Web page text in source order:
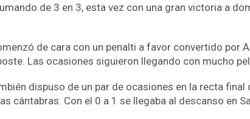
de 3 en 3, esta vez con una gran victoria a
de cara con un penalti a favor convertido por
Las ocasiones siguieron llegando con mucho
dispuso de un par de ocasiones en la recta
cántabras. Con el 0 a 1 se llegaba al descanso en